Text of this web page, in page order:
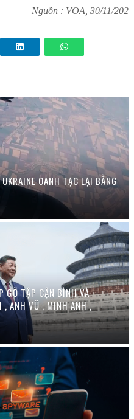
Nguồn : VOA, 30/11/202
OANH TẠC LẠI BẰNG
GỠ TẬP CẬN BÌNH VÀ
, ANH VŨ , MINH ANH ,